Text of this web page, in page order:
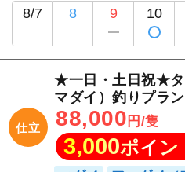
8/7 8 9 10
仕立
★一日・土日祝★タ
マダイ）釣りプラ
88,000 円/隻
3,000ポイン